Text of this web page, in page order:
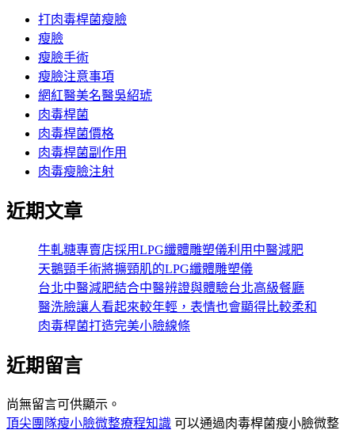
打肉毒桿菌瘦臉
瘦臉
瘦臉手術
瘦臉注意事項
網紅醫美名醫吳紹琥
肉毒桿菌
肉毒桿菌價格
肉毒桿菌副作用
肉毒瘦臉注射
近期文章
牛軋糖專賣店採用LPG纖體雕塑儀利用中醫減肥
天鵝頸手術將擴頸肌的LPG纖體雕塑儀
台北中醫減肥結合中醫辨證與體驗台北高級餐廳
醫洗臉讓人看起來較年輕，表情也會顯得比較柔和
肉毒桿菌打造完美小臉線條
近期留言
尚無留言可供顯示。
頂尖團隊瘦小臉微整療程知識 可以通過肉毒桿菌瘦小臉微整